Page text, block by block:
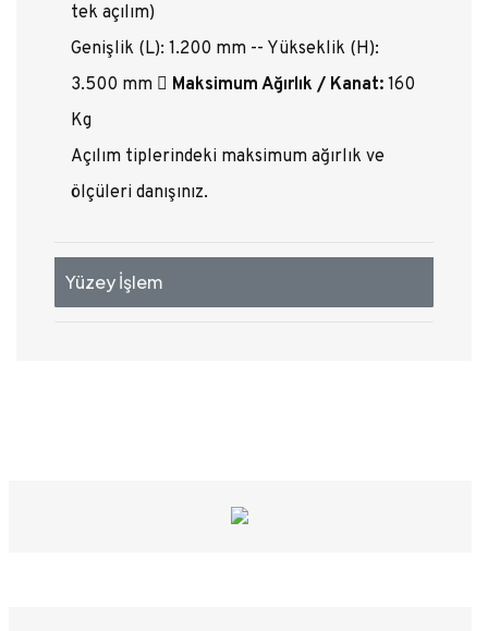
tek açılım)
Genişlik (L): 1.200 mm -- Yükseklik (H):
3.500 mm
Maksimum Ağırlık / Kanat: 160
Kg
Açılım tiplerindeki maksimum ağırlık ve
ölçüleri danışınız.
Yüzey İşlem